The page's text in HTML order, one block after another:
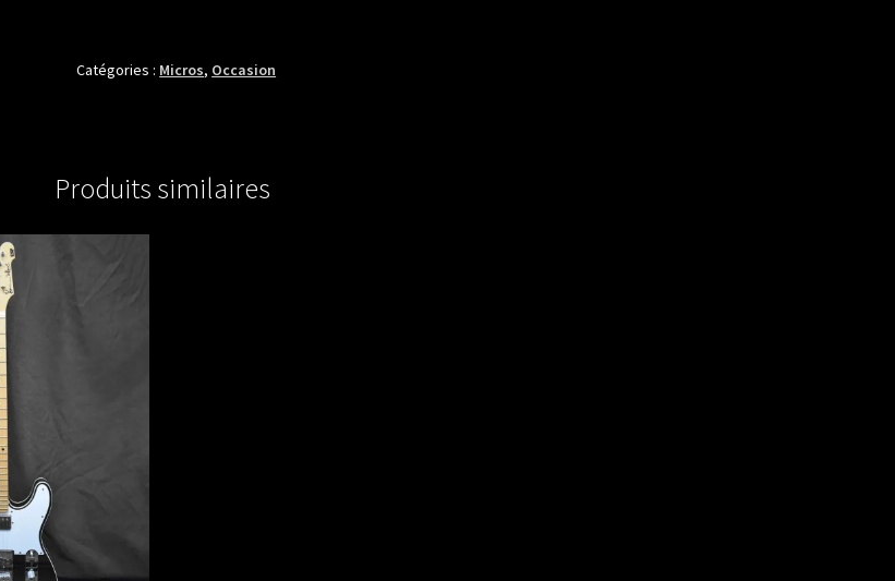
MODEL
Catégories : Micros, Occasion
Produits similaires